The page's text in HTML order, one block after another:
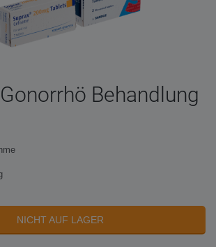
Behandlung
NICHT AUF LAGER